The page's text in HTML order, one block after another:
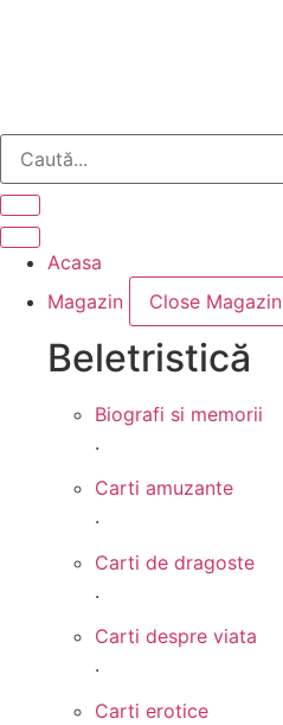
Acasa
Magazin
Close Magazin
Beletristică
Biografi si memorii
.
Carti amuzante
.
Carti de dragoste
.
Carti despre viata
.
Carti erotice